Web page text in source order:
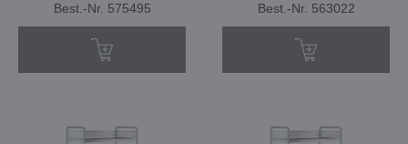
Best.-Nr. 575495 Best.-Nr. 563022